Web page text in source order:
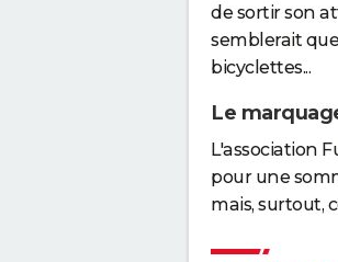
de sortir son
semblerait
bicyclettes...
Le
L'association
pour une
mais, surtout,